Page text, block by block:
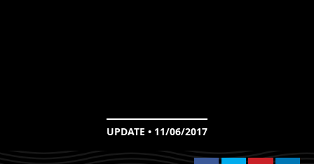
UPDATE • 11/06/2017